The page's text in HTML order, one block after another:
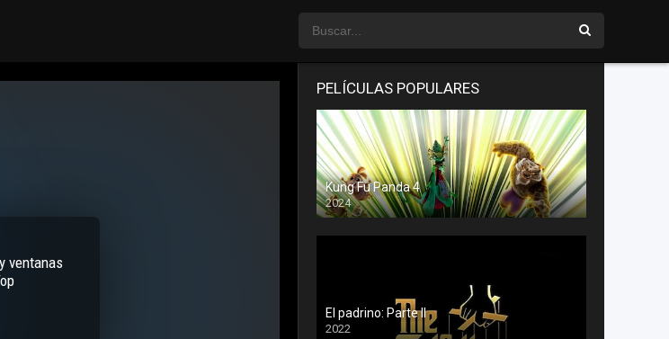
PELÍCULAS POPULARES
Kung Fu Panda 4
2024
El padrino: Parte II
2022